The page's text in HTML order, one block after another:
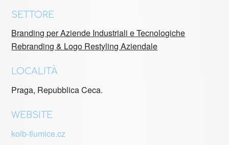
SETTORE
Branding per Aziende Industriali e Tecnologiche
Rebranding & Logo Restyling Aziendale
LOCALITÀ
Praga, Repubblica Ceca.
WEBSITE
kolb-tlumice.cz